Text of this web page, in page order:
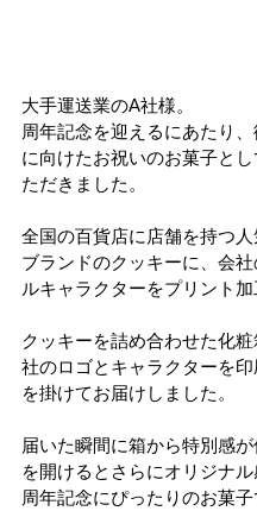
大手運送業のA社様。
周年記念を迎えるにあたり
に向けたお祝いのお菓子と
ただきました。
全国の百貨店に店舗を持つ
ブランドのクッキーに、会
ルキャラクターをプリント加
クッキーを詰め合わせた化
社のロゴとキャラクターを
を掛けてお届けしました。
届いた瞬間に箱から特別感
を開けるとさらにオリジナル
周年記念にぴったりのお菓子